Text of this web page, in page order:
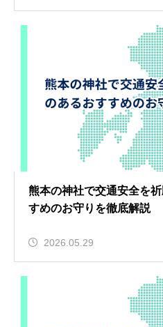
熊本の神社で交通安全を
すめのお守りを徹底解説
2026.05.29